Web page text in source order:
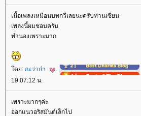
เนื้อเพลงเหมือนบทกวีเลยนะครับท่านเซียน
เพลงนี้ผมชอบครับ
ทำนองเพราะมาก
ดย: กะว่าก๋า
19:07:12 น.
เพราะมากๆค่ะ
ออกแนวอริสมันต์เล็กไป